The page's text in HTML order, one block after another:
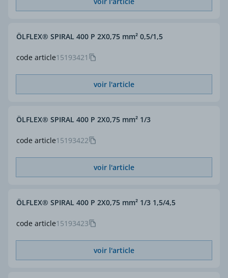
code article15193421
ÖLFLEX® SPIRAL 400 P 2X0,75 mm² 0,5/1,5
voir l'article
code article15193422
ÖLFLEX® SPIRAL 400 P 2X0,75 mm² 1/3
voir l'article
code article15193423
ÖLFLEX® SPIRAL 400 P 2X0,75 mm² 1/3 1,5/4,5
voir l'article